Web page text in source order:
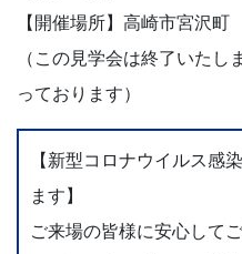
【開催場所】高崎市宮沢町
（この見学会は終了いた
っております）
【新型コロナウイルス感
ます】
ご来場の皆様に安心して